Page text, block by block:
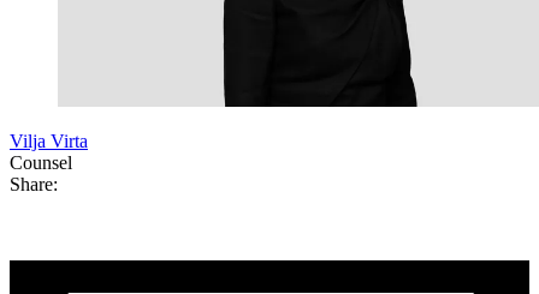
Vilja Virta
Counsel
Share: